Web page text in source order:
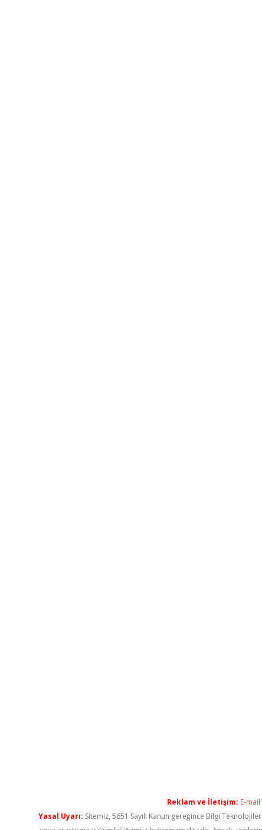
Reklam ve İletişim: E-mail:
Yasal Uyarı: Sitemiz, 5651 Sayılı Kanun gereğince Bilgi